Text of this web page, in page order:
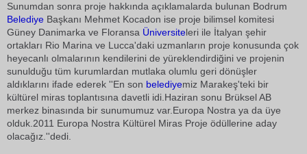
Sunumdan sonra proje hakkında açıklamalarda bulunan Bodrum
Belediye Başkanı Mehmet Kocadon ise proje bilimsel komitesi
Güney Danimarka ve Floransa Üniversiteleri ile İtalyan şehir
ortakları Rio Marina ve Lucca'daki uzmanların proje konusunda çok
heyecanlı olmalarının kendilerini de yüreklendirdiğini ve projenin
sunulduğu tüm kurumlardan mutlaka olumlu geri dönüşler
aldıklarını ifade ederek ''En son belediyemiz Marakeş'teki bir
kültürel miras toplantısına davetli idi.Haziran sonu Brüksel AB
merkez binasında bir sunumumuz var.Europa Nostra ya da üye
olduk.2011 Europa Nostra Kültürel Miras Proje ödüllerine aday
olacağız.''dedi.